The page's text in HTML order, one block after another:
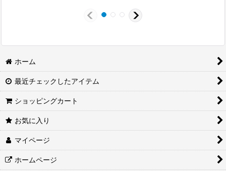
ホーム
最近チェックしたアイテム
ショッピングカート
お気に入り
マイページ
ホームページ